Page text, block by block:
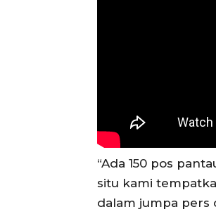
“Ada 150 pos
situ kami
dalam jumpa pers